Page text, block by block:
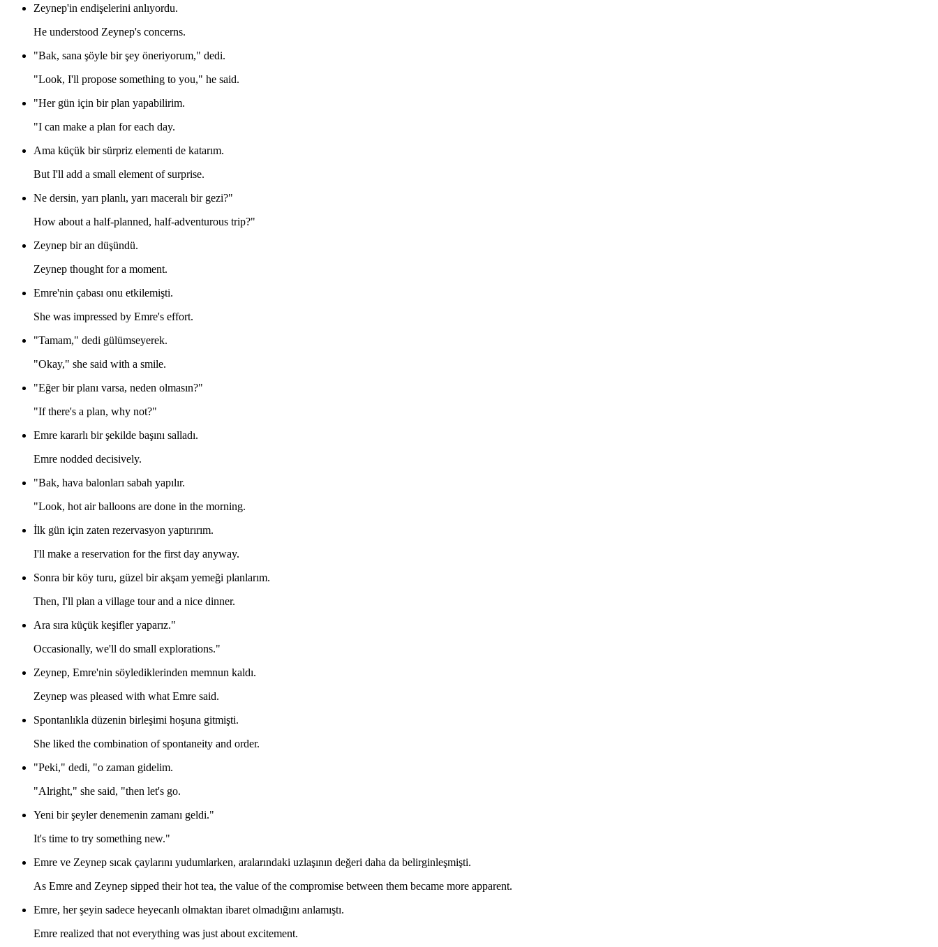
Zeynep'in endişelerini anlıyordu.
He understood Zeynep's concerns.
"Bak, sana şöyle bir şey öneriyorum," dedi.
"Look, I'll propose something to you," he said.
"Her gün için bir plan yapabilirim.
"I can make a plan for each day.
Ama küçük bir sürpriz elementi de katarım.
But I'll add a small element of surprise.
Ne dersin, yarı planlı, yarı maceralı bir gezi?"
How about a half-planned, half-adventurous trip?"
Zeynep bir an düşündü.
Zeynep thought for a moment.
Emre'nin çabası onu etkilemişti.
She was impressed by Emre's effort.
"Tamam," dedi gülümseyerek.
"Okay," she said with a smile.
"Eğer bir planı varsa, neden olmasın?"
"If there's a plan, why not?"
Emre kararlı bir şekilde başını salladı.
Emre nodded decisively.
"Bak, hava balonları sabah yapılır.
"Look, hot air balloons are done in the morning.
İlk gün için zaten rezervasyon yaptırırım.
I'll make a reservation for the first day anyway.
Sonra bir köy turu, güzel bir akşam yemeği planlarım.
Then, I'll plan a village tour and a nice dinner.
Ara sıra küçük keşifler yaparız."
Occasionally, we'll do small explorations."
Zeynep, Emre'nin söylediklerinden memnun kaldı.
Zeynep was pleased with what Emre said.
Spontanlıkla düzenin birleşimi hoşuna gitmişti.
She liked the combination of spontaneity and order.
"Peki," dedi, "o zaman gidelim.
"Alright," she said, "then let's go.
Yeni bir şeyler denemenin zamanı geldi."
It's time to try something new."
Emre ve Zeynep sıcak çaylarını yudumlarken, aralarındaki uzlaşının değeri daha da belirginleşmişti.
As Emre and Zeynep sipped their hot tea, the value of the compromise between them became more apparent.
Emre, her şeyin sadece heyecanlı olmaktan ibaret olmadığını anlamıştı.
Emre realized that not everything was just about excitement.